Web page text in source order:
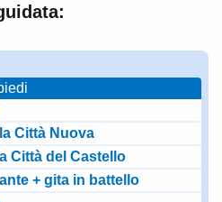
Città Nuova
Città del Castello
+ gita in battello